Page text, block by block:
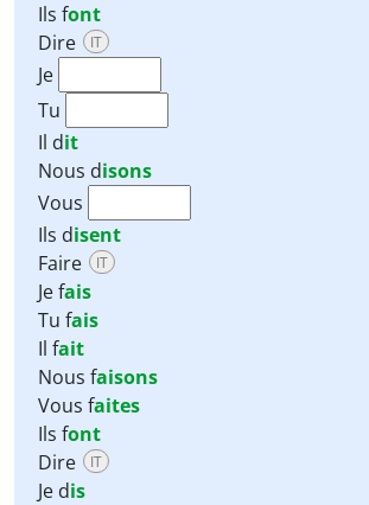
Ils font
Dire
IT
Je
Tu
Il dit
Nous disons
Vous
Ils disent
Faire
IT
Je fais
Tu fais
Il fait
Nous faisons
Vous faites
Ils font
Dire
IT
Je dis